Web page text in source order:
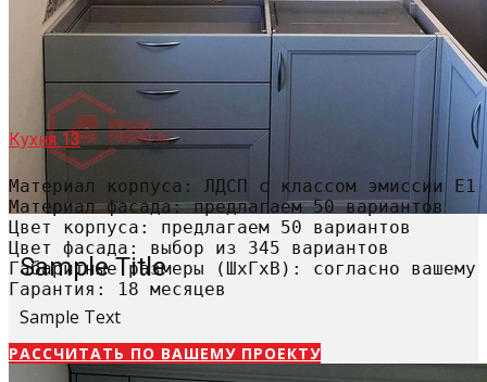
Sample Title
Sample Text
Кухня 13
Материал корпуса: ЛДСП с классом эмиссии Е1
Материал фасада: предлагаем 50 вариантов
Цвет корпуса: предлагаем 50 вариантов
Цвет фасада: выбор из 345 вариантов
Габаритные размеры (ШхГхВ): согласно вашему
Гарантия: 18 месяцев
РАССЧИТАТЬ​ ПО ВАШЕМУ ПРОЕКТУ